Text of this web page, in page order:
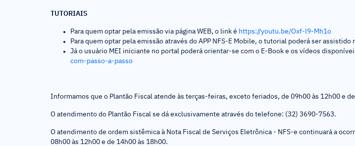
TUTORIAIS
Para quem optar pela emissão via página WEB, o link é https://youtu.be/Oxf-l9-Mh1o
Para quem optar pela emissão através do APP NFS-E Mobile, o tutorial poderá ser assistido
Já o usuário MEI iniciante no portal poderá orientar-se com o E-Book e os vídeos
com-passo-a-passo
Informamos que o Plantão Fiscal atende às terças-feiras, exceto feriados, de 09h00 às 12h00 e
O atendimento do Plantão Fiscal se dá exclusivamente através do telefone: (32) 3690-7563.
O atendimento de ordem sistêmica à Nota Fiscal de Serviços Eletrônica - NFS-e continuará a
08h00 às 12h00 e de 14h00 às 18h00.